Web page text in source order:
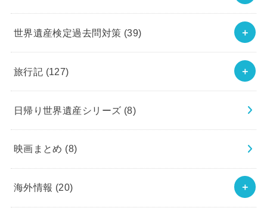
世界遺産検定過去問対策 (39)
旅行記 (127)
日帰り世界遺産シリーズ (8)
映画まとめ (8)
海外情報 (20)